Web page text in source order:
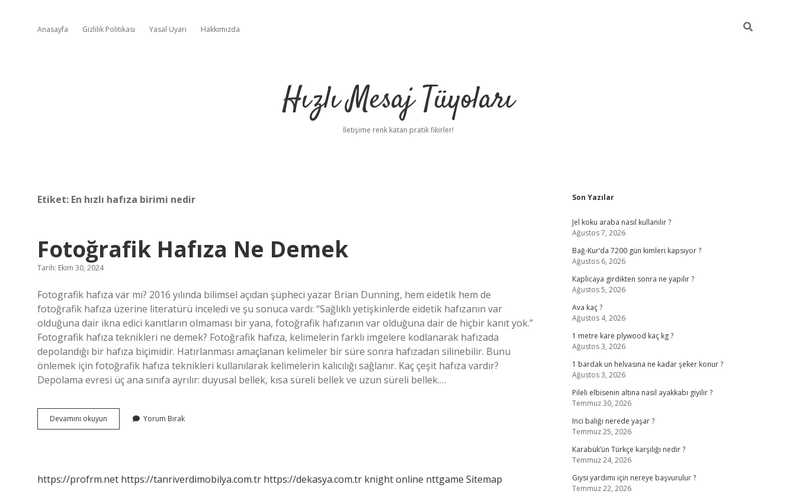
Anasayfa Gizlilik Politikası Yasal Uyarı Hakkımızda
Hızlı Mesaj Tüyoları
İletişime renk katan pratik fikirler!
Etiket: En hızlı hafıza birimi nedir
Fotoğrafik Hafıza Ne Demek
Tarih: Ekim 30, 2024
Fotografik hafıza var mı? 2016 yılında bilimsel açıdan şüpheci yazar Brian Dunning, hem eidetik hem de
fotoğrafik hafıza üzerine literatürü inceledi ve şu sonuca vardı: “Sağlıklı yetişkinlerde eidetik hafızanın var
olduğuna dair ikna edici kanıtların olmaması bir yana, fotoğrafik hafızanın var olduğuna dair de hiçbir kanıt yok.”
Fotografik hafıza teknikleri ne demek? Fotoğrafik hafıza, kelimelerin farklı imgelere kodlanarak hafızada
depolandığı bir hafıza biçimidir. Hatırlanması amaçlanan kelimeler bir süre sonra hafızadan silinebilir. Bunu
önlemek için fotoğrafik hafıza teknikleri kullanılarak kelimelerin kalıcılığı sağlanır. Kaç çeşit hafıza vardır?
Depolama evresi üç ana sınıfa ayrılır: duyusal bellek, kısa süreli bellek ve uzun süreli bellek.…
Devamını okuyun Fotoğrafik
Hafıza
Yorum Bırak
https://profrm.net https://tanriverdimobilya.com.tr https://dekasya.com.tr knight online nttgame Sitemap
Sidebar
Son Yazılar
Jel koku araba nasıl kullanılır ?
Ağustos 7, 2026
Bağ-Kur’da 7200 gün kimleri kapsıyor ?
Ağustos 6, 2026
Kaplicaya girdikten sonra ne yapılır ?
Ağustos 5, 2026
Ava kaç ?
Ağustos 4, 2026
1 metre kare plywood kaç kg ?
Ağustos 3, 2026
1 bardak un helvasına ne kadar şeker konur ?
Ağustos 3, 2026
Pileli elbisenin altına nasıl ayakkabı giyilir ?
Temmuz 30, 2026
Inci balığı nerede yaşar ?
Temmuz 25, 2026
Karabük’ün Türkçe karşılığı nedir ?
Temmuz 24, 2026
Giysi yardımı için nereye başvurulur ?
Temmuz 22, 2026